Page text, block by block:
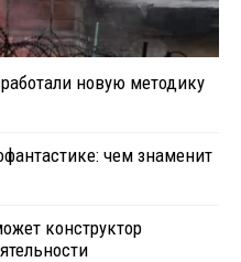
новую методику
чем знаменит
конструктор